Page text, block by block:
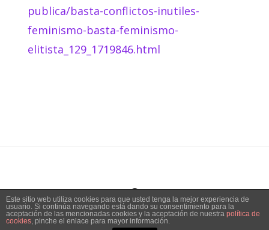
publica/basta-conflictos-inutiles-
feminismo-basta-feminismo-
elitista_129_1719846.html
Tema:Voguede Kaira
Este sitio web utiliza cookies para que usted tenga la mejor experiencia de
usuario. Si continúa navegando está dando su consentimiento para la
aceptación de las mencionadas cookies y la aceptación de nuestra política de
cookies, pinche el enlace para mayor información.